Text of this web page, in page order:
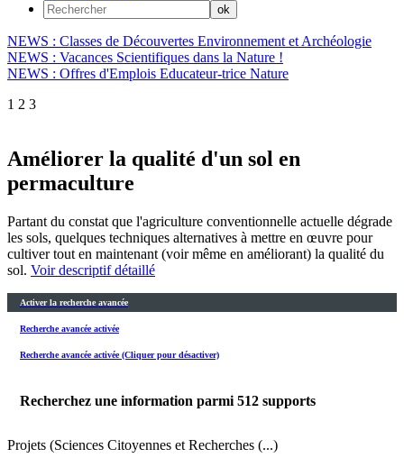
NEWS : Classes de Découvertes Environnement et Archéologie
NEWS : Vacances Scientifiques dans la Nature !
NEWS : Offres d'Emplois Educateur-trice Nature
1 2 3
Améliorer la qualité d'un sol en
permaculture
Partant du constat que l'agriculture conventionnelle actuelle dégrade
les sols, quelques techniques alternatives à mettre en œuvre pour
cultiver tout en maintenant (voir même en améliorant) la qualité du
sol. Voir descriptif détaillé
Activer la recherche avancée
Recherche avancée activée
Recherche avancée activée (Cliquer pour désactiver)
Recherchez une information parmi 512 supports
Projets (Sciences Citoyennes et Recherches (...)